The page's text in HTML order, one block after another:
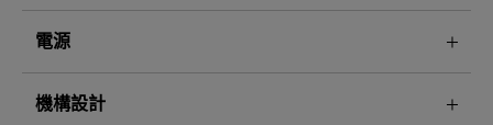
電源
機構設計